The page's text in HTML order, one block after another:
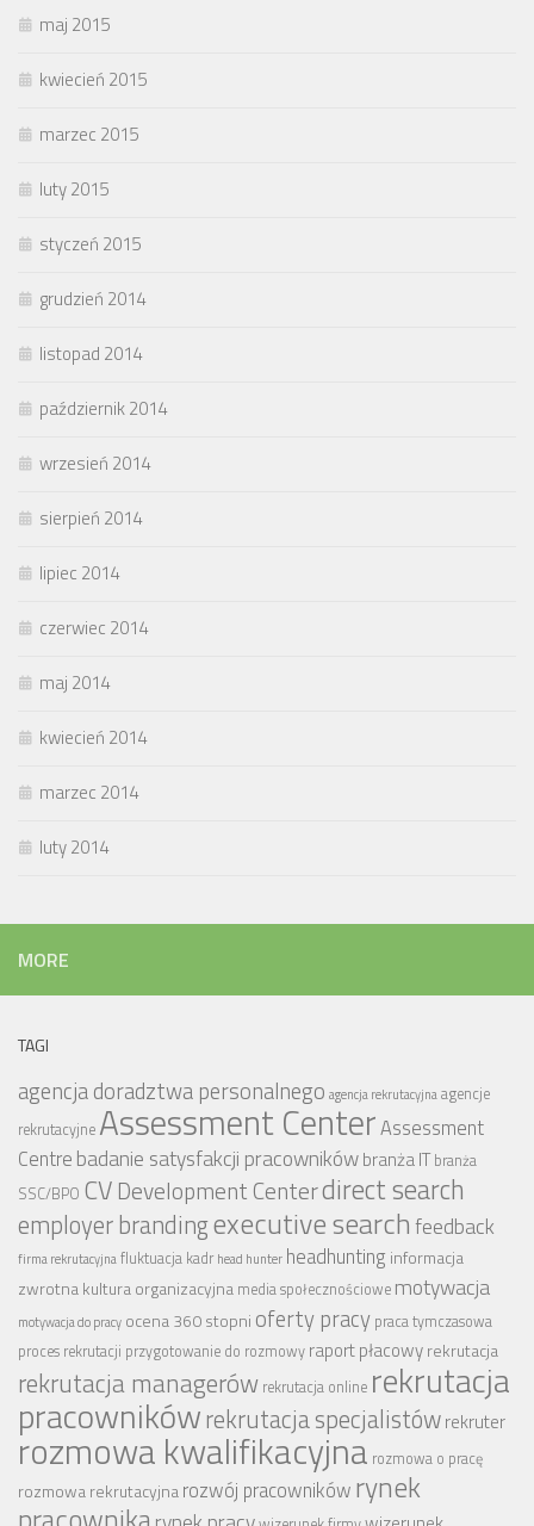
maj 2015
kwiecień 2015
marzec 2015
luty 2015
styczeń 2015
grudzień 2014
listopad 2014
październik 2014
wrzesień 2014
sierpień 2014
lipiec 2014
czerwiec 2014
maj 2014
kwiecień 2014
marzec 2014
luty 2014
MORE
TAGI
agencja doradztwa personalnego agencja rekrutacyjnaagencje
rekrutacyjne Assessment CenterAssessment
Centre badanie satysfakcji pracownikówbranża IT branża
SSC/BPO CV Development Centerdirect search
employer brandingexecutive searchfeedback
firma rekrutacyjnafluktuacja kadr head hunter headhunting informacja
zwrotnakultura organizacyjna media społecznościowe motywacja
motywacja do pracy ocena 360 stopni oferty pracy praca tymczasowa
proces rekrutacji przygotowanie do rozmowy raport płacowyrekrutacja
rekrutacja managerów rekrutacja online rekrutacja
pracownikówrekrutacja specjalistówrekruter
rozmowa kwalifikacyjna rozmowa o pracę
rozmowa rekrutacyjnarozwój pracowników rynek